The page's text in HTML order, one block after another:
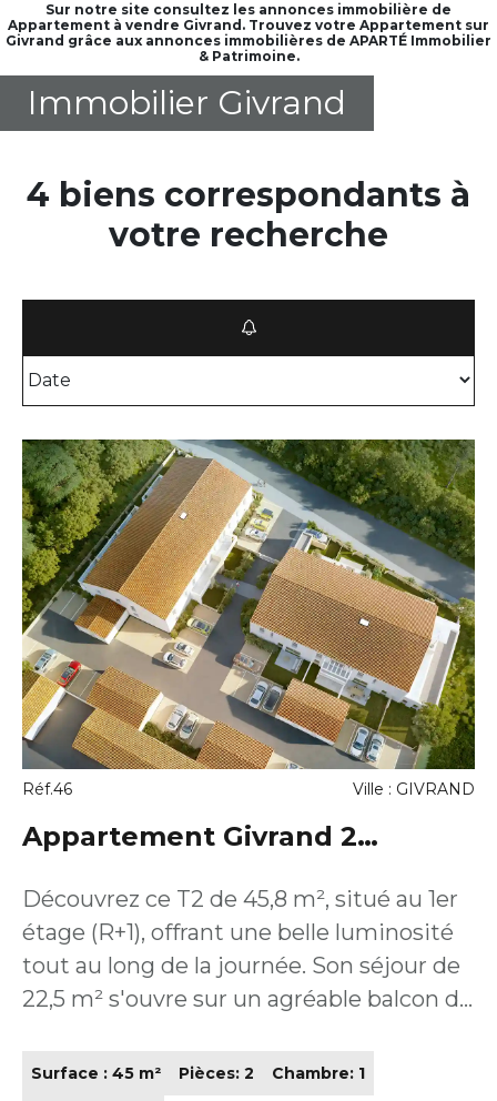
Sur notre site consultez les annonces immobilière de
Appartement à vendre Givrand. Trouvez votre Appartement sur
Givrand grâce aux annonces immobilières de APARTÉ Immobilier
& Patrimoine.
Immobilier Givrand
4 biens correspondants à
votre recherche
Réf.46 Ville : GIVRAND
Appartement Givrand 2
pièce(s) 44.1 m2
Découvrez ce T2 de 45,8 m², situé au 1er
étage (R+1), offrant une belle luminosité
tout au long de la journée. Son séjour de
22,5 m² s'ouvre sur un agréable balcon de
jours et d'un espace extérieur recherché.
Surface : 45 m² Pièces: 2 Chambre: 1